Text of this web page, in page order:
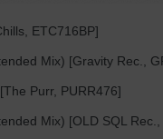
ETC716BP]
Mix) [Gravity Rec.,
Purr, PURR476]
Mix) [OLD SQL Rec.,